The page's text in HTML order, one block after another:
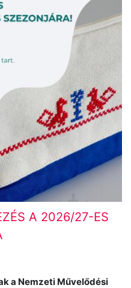
A 2026/27-ES
a Nemzeti Művelődési